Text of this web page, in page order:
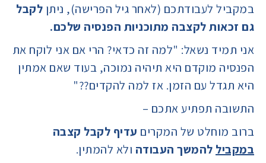
במקביל לעבודתכם (לאחר גיל הפרישה), ניתן לקבל
גם זכאות לקצבה מתוכניות הפנסיה שלכם.
אני תמיד נשאל: "למה זה כדאי? הרי אם אני לוקח את
הפנסיה מוקדם היא תיהיה נמוכה, בעוד שאם אמתין
היא תגדל עם הזמן. אז למה להקדים??"
התשובה תפתיע אתכם –
ברוב מוחלט של המקרים עדיף לקבל קצבה
במקביל להמשך העבודה ולא להמתין.